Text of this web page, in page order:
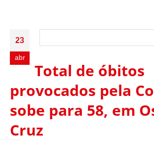
23
abr
Total de óbitos
provocados pela
sobe para 58, em
Cruz